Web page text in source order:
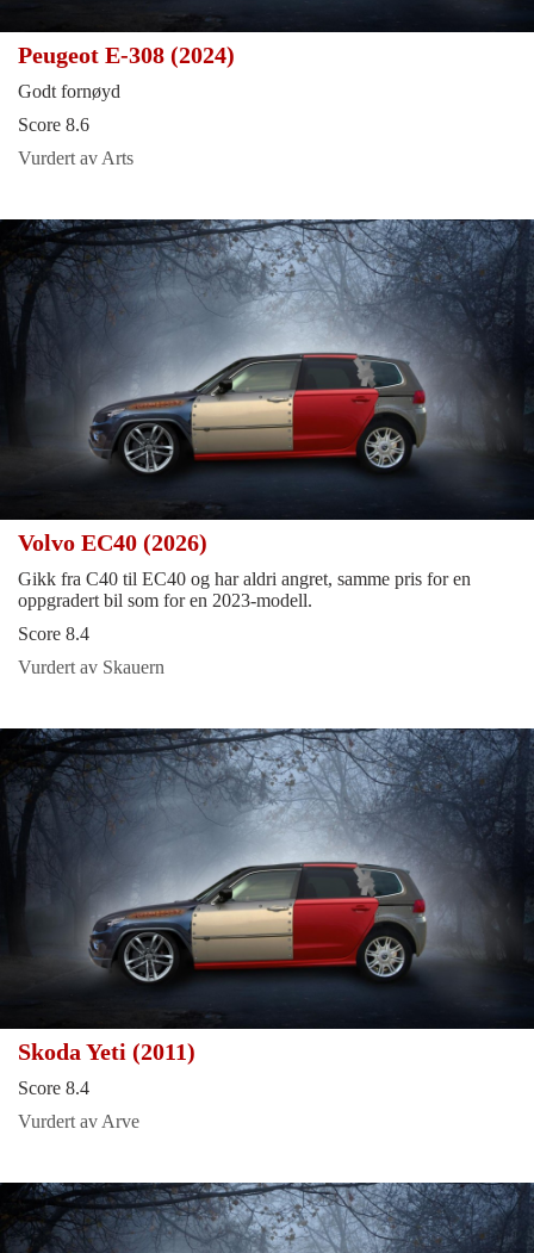
Peugeot E-308 (2024)
Godt fornøyd
Score 8.6
Vurdert av Arts
Volvo EC40 (2026)
Gikk fra C40 til EC40 og har aldri angret, samme pris for en
oppgradert bil som for en 2023-modell.
Score 8.4
Vurdert av Skauern
Skoda Yeti (2011)
Score 8.4
Vurdert av Arve